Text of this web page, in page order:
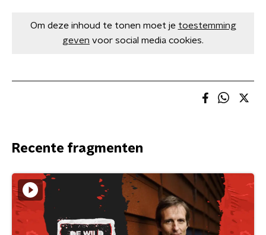
Om deze inhoud te tonen moet je toestemming
geven voor social media cookies.
Recente fragmenten